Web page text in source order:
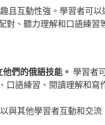
且互動性強。學習者可
對、聽力理解和口語練習
們的俄語技能。 學習者
語練習、閱讀理解和寫
與其他學習者互動和交